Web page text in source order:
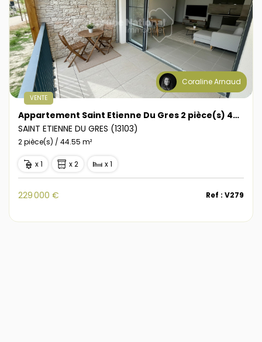
Coraline Arnaud
VENTE
Appartement Saint Etienne Du Gres 2 pièce(s) 44.55 m2
SAINT ETIENNE DU GRES (13103)
2 pièce(s) / 44.55 m²
x 1 x 2 x 1
229 000 € Ref : V279